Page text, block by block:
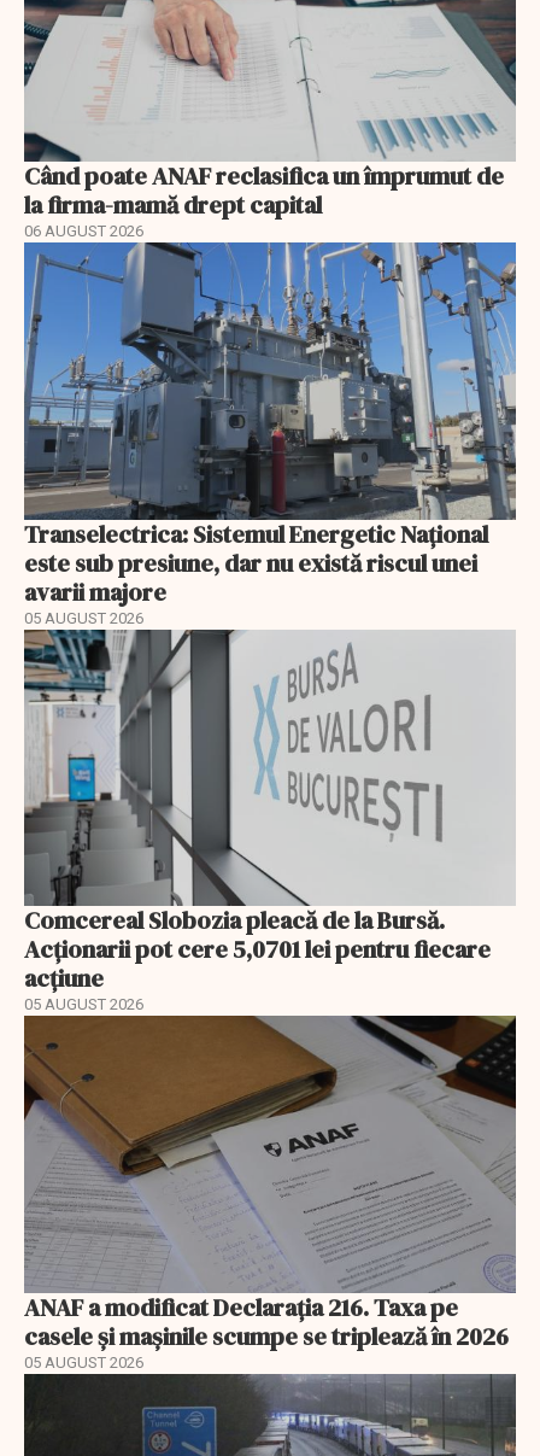
Când poate ANAF reclasifica un împrumut de
la firma-mamă drept capital
06 AUGUST 2026
Transelectrica: Sistemul Energetic Național
este sub presiune, dar nu există riscul unei
avarii majore
05 AUGUST 2026
Comcereal Slobozia pleacă de la Bursă.
Acționarii pot cere 5,0701 lei pentru fiecare
acțiune
05 AUGUST 2026
ANAF a modificat Declarația 216. Taxa pe
casele și mașinile scumpe se triplează în 2026
05 AUGUST 2026